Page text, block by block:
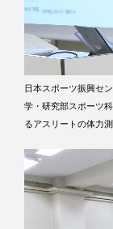
日本スポーツ振興セ
学・研究部スポーツ
るアスリートの体力